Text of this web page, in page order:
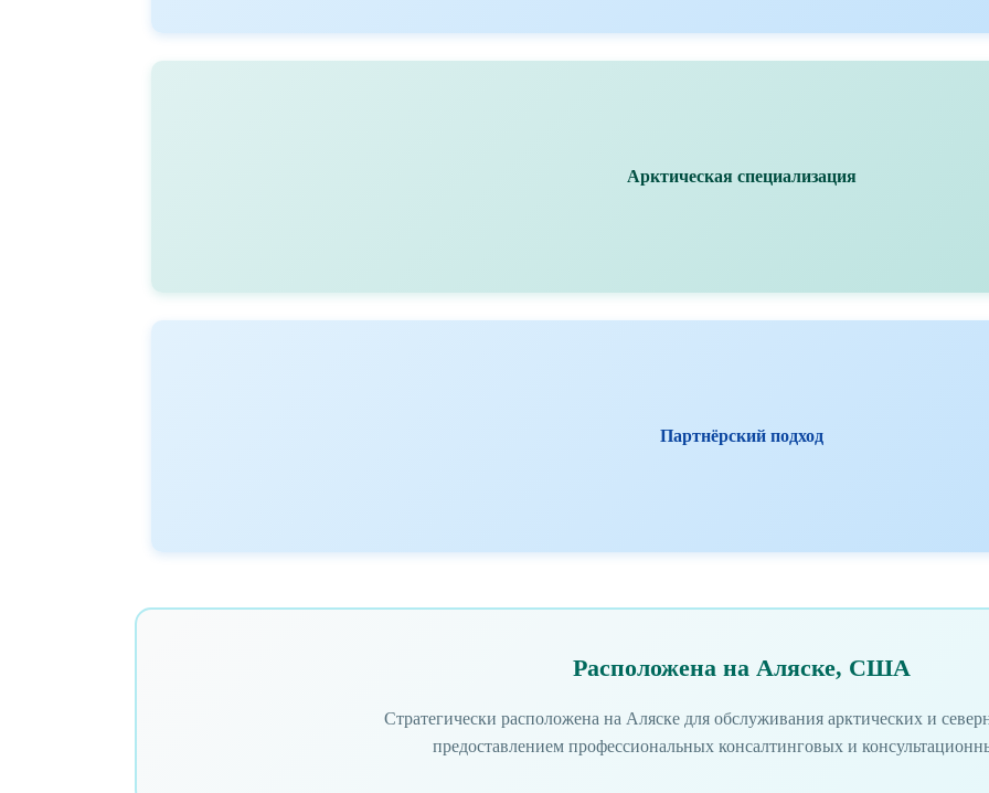
Арктическая специализация
Партнёрский подход
Расположена на Аляске, США
Стратегически расположена на Аляске для обслуживания арктических и
предоставлением профессиональных консалтинговых и